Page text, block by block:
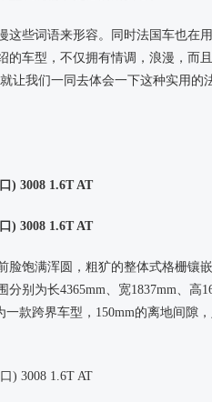
些词语来形容。同时法国车也在用
的车型，不仅拥有情调，浪漫，而
让我们一同去体会一下这种实用的
脸饱满浑圆，粗犷的整体式格栅镶
别为长4365mm、宽1837mm、高
款跨界车型，150mm的离地间隙